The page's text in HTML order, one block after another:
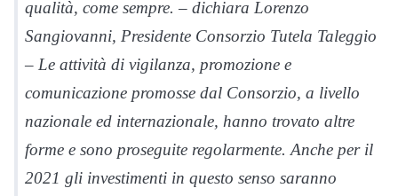
qualità, come sempre. – dichiara Lorenzo
Sangiovanni, Presidente Consorzio Tutela Taleggio
– Le attività di vigilanza, promozione e
comunicazione promosse dal Consorzio, a livello
nazionale ed internazionale, hanno trovato altre
forme e sono proseguite regolarmente. Anche per il
2021 gli investimenti in questo senso saranno